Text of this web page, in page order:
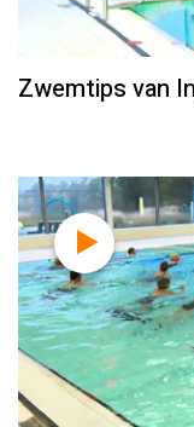
Zwemtips van